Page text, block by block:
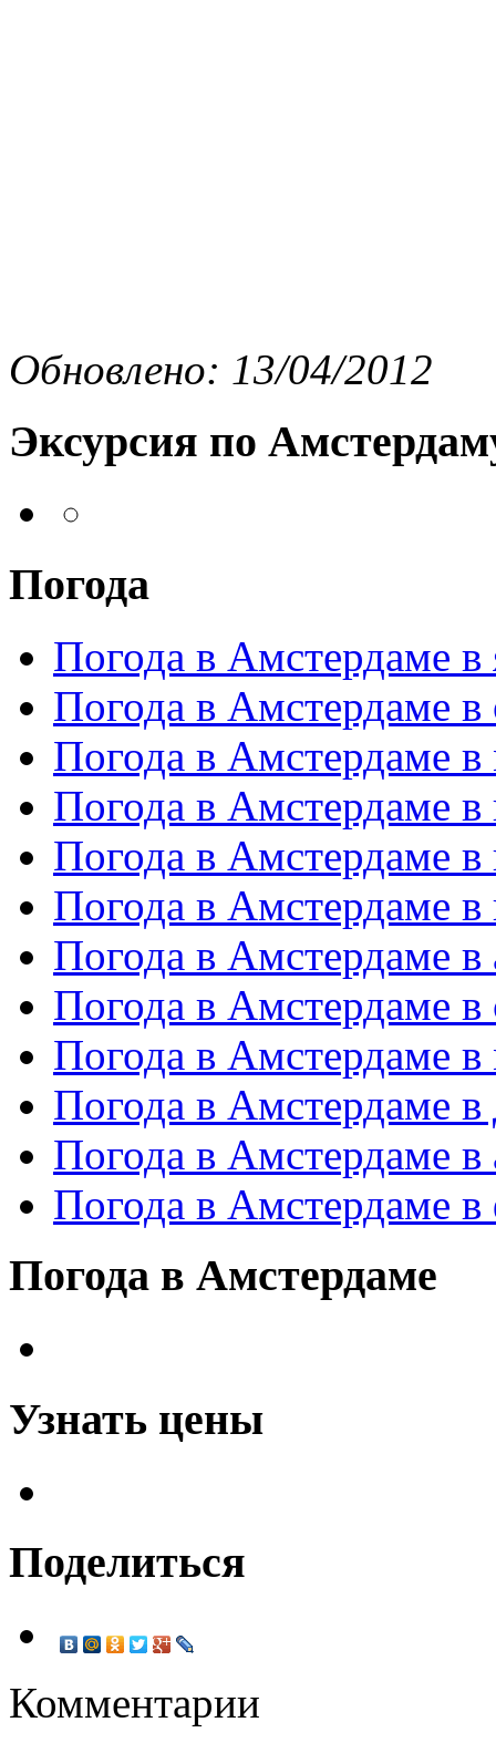
Обновлено: 13/04/2012
Эксурсия по
Погода
Погода в Амстердаме в
Погода в Амстердаме в
Погода в Амстердаме в
Погода в Амстердаме
Погода в Амстердаме в
Погода в Амстердаме
Погода в Амстердаме в
Погода в Амстердаме в
Погода в Амстердаме в
Погода в Амстердаме в
Погода в Амстердаме в
Погода в Амстердаме в
Погода в Амстердаме
Узнать цены
Поделиться
Комментарии